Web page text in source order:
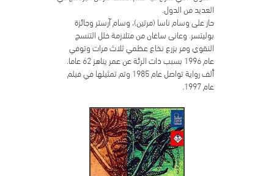
العديد من الدول.
حاز على وسام ناسا (مرتين)، وسام آرستر وجائزة
بوليتسر. وعانى ساغان من متلازمة خلل التنسج
النقوي ومر بزرع نخاع عظمي ثلاث مرات وتوفي
عام 1996 بسبب ذات الرئة عن عمر يناهز 62 عاما.
ألف رواية تواصل عام 1985 وتم تمثيلها في فيلم
عام 1997.